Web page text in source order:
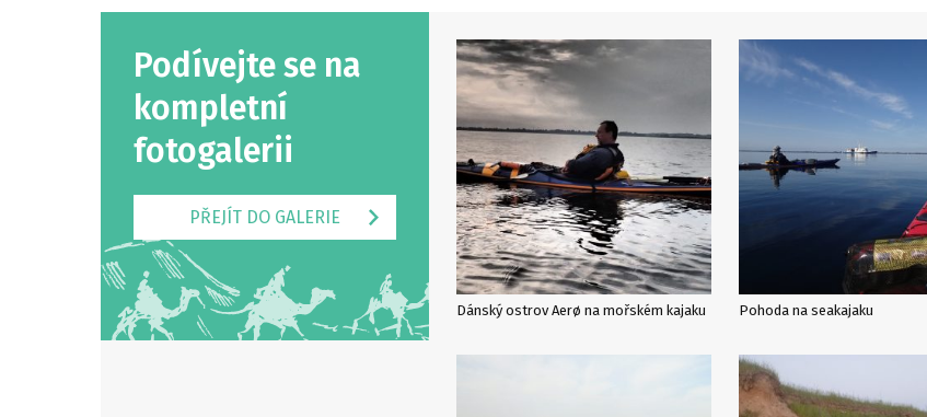
Podívejte se na
kompletní
fotogalerii
PŘEJÍT DO GALERIE
Dánský ostrov Aerø na mořském kajaku Pohoda na seakajaku